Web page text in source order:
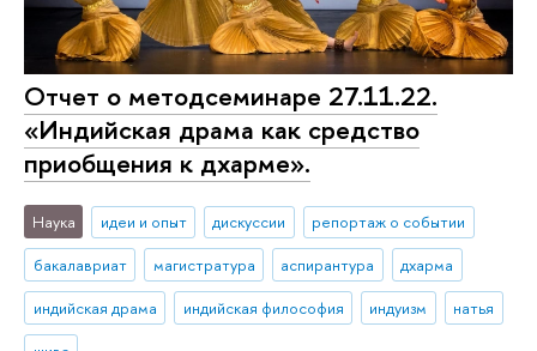
Отчет о методсеминаре 27.11.22.
«Индийская драма как средство
приобщения к дхарме».
Наука идеи и опыт дискуссии
репортаж о событии
бакалавриат
магистратура аспирантура
дхарма
индийская драма
индийская философия индуизм
натья